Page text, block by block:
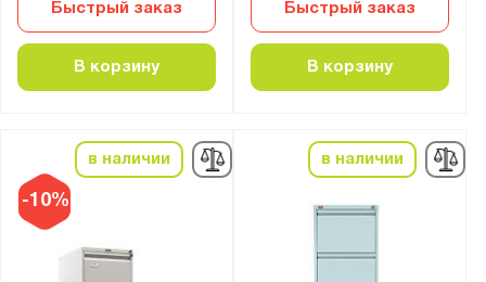
Быстрый заказ
В корзину
Быстрый заказ
В корзину
-10%
в наличии в наличии